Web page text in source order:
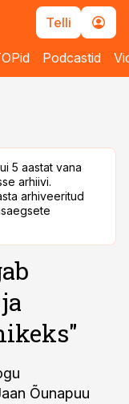
Telli
Podcastid
5 aastat vana
arhiivi.
arhiveeritud
Õunapuu